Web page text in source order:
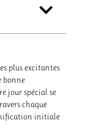
plus excitantes
bonne
jour spécial se
chaque
initiale